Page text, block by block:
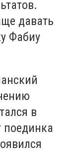
давать
Фабиу
в
поединка